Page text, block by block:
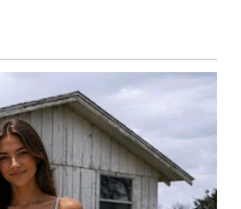
i najljepših perioda
postaju dio vaše